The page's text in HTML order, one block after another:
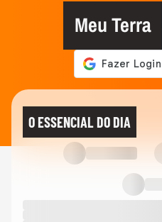
Meu Terra
O ESSENCIAL DO DIA